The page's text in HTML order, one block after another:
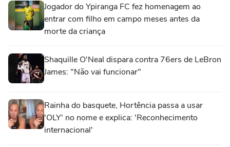
Jogador do Ypiranga FC fez homenagem ao
entrar com filho em campo meses antes da
morte da criança
Shaquille O'Neal dispara contra 76ers de LeBron
James: "Não vai funcionar"
Rainha do basquete, Hortência passa a usar
'OLY' no nome e explica: 'Reconhecimento
internacional'